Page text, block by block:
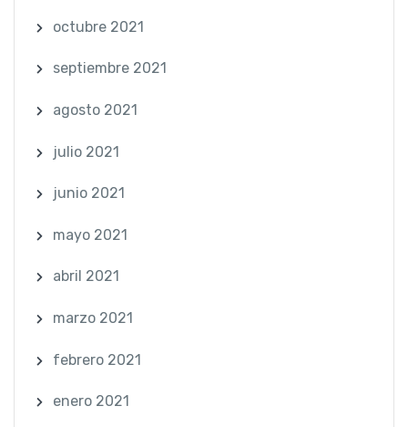
octubre 2021
septiembre 2021
agosto 2021
julio 2021
junio 2021
mayo 2021
abril 2021
marzo 2021
febrero 2021
enero 2021